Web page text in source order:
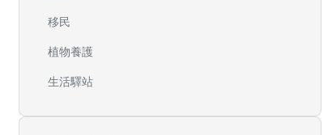
移民
植物養護
生活驛站